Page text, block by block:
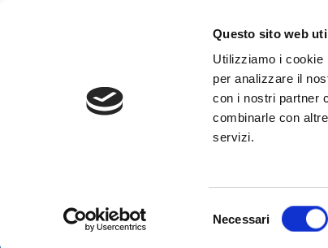
Questo sito web
Utilizziamo i cookie
per analizzare il
con i nostri partner
combinarle con
servizi.
del
Necessari
HOME PRODOTTI